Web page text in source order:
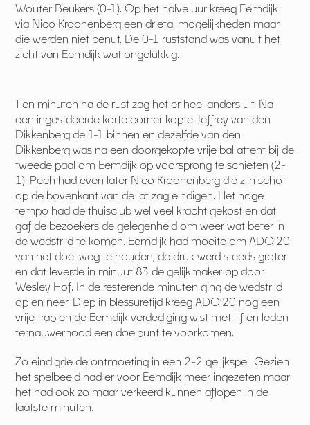
Wouter Beukers (0-1). Op het halve uur kreeg Eemdijk
via Nico Kroonenberg een drietal mogelijkheden maar
die werden niet benut. De 0-1 ruststand was vanuit het
zicht van Eemdijk wat ongelukkig.
Tien minuten na de rust zag het er heel anders uit. Na
een ingestdeerde korte corner kopte Jeffrey van den
Dikkenberg de 1-1 binnen en dezelfde van den
Dikkenberg was na een doorgekopte vrije bal attent bij de
tweede paal om Eemdijk op voorsprong te schieten (2-
1). Pech had even later Nico Kroonenberg die zijn schot
op de bovenkant van de lat zag eindigen. Het hoge
tempo had de thuisclub wel veel kracht gekost en dat
gaf de bezoekers de gelegenheid om weer wat beter in
de wedstrijd te komen. Eemdijk had moeite om ADO’20
van het doel weg te houden, de druk werd steeds groter
en dat leverde in minuut 83 de gelijkmaker op door
Wesley Hof. In de resterende minuten ging de wedstrijd
op en neer. Diep in blessuretijd kreeg ADO’20 nog een
vrije trap en de Eemdijk verdediging wist met lijf en leden
ternauwernood een doelpunt te voorkomen.
Zo eindigde de ontmoeting in een 2-2 gelijkspel. Gezien
het spelbeeld had er voor Eemdijk meer ingezeten maar
het had ook zo maar verkeerd kunnen aflopen in de
laatste minuten.